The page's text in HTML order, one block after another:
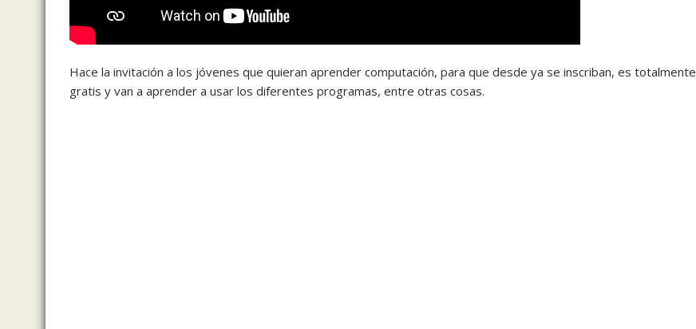
Hace la invitación a los jóvenes que quieran aprender computación, para que desde ya se inscriban, es totalmente
gratis y van a aprender a usar los diferentes programas, entre otras cosas.